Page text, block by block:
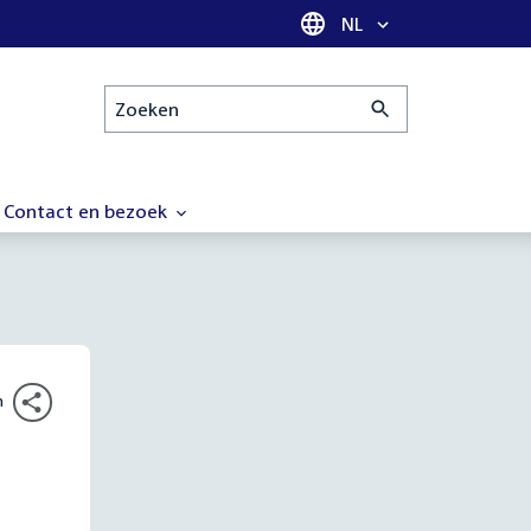
Taal selectie
NL
Zoeken
Contact en bezoek